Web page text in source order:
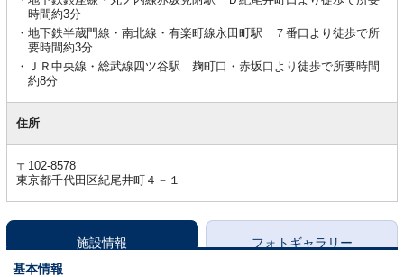
時間約3分
地下鉄半蔵門線・南北線・有楽町線永田町駅 ７番口より徒歩で所
要時間約3分
ＪＲ中央線・総武線四ツ谷駅 麹町口・赤坂口より徒歩で所要時間
約8分
住所
〒102-8578
東京都千代田区紀尾井町４－１
施設情報
フォトギャラリー
基本情報